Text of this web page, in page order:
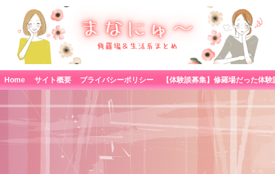
Home サイト概要 プライバシーポリシー